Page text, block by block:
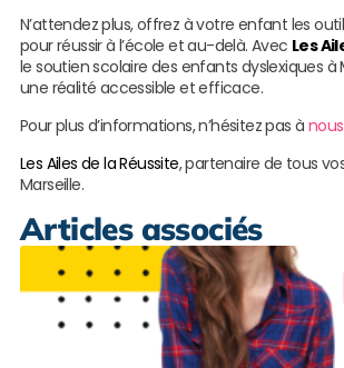
N’attendez plus, offrez à votre enfant les
pour réussir à l’école et au-delà. Avec Les
le soutien scolaire des enfants dyslexiques à
une réalité accessible et efficace.
Pour plus d’informations, n’hésitez pas à
Les Ailes de la Réussite, partenaire de tous
Marseille.
Articles associés